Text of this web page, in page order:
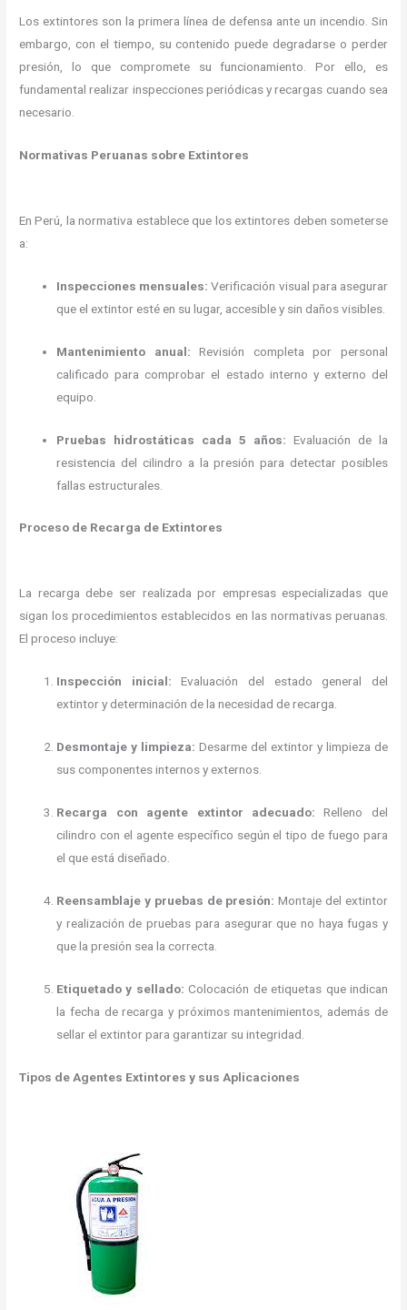
Los extintores son la primera línea de defensa ante un incendio. Sin
embargo, con el tiempo, su contenido puede degradarse o perder
presión, lo que compromete su funcionamiento.
Por ello, es
fundamental realizar inspecciones periódicas y recargas cuando sea
necesario.
Normativas Peruanas sobre Extintores
En Perú, la normativa establece que los extintores deben someterse
a:
Inspecciones mensuales: Verificación visual para asegurar
que el extintor esté en su lugar, accesible y sin daños visibles.
Mantenimiento anual:
Revisión completa por personal
calificado para comprobar el estado interno y externo del
equipo.
Pruebas hidrostáticas cada 5 años: Evaluación de la
resistencia del cilindro a la presión para detectar posibles
fallas estructurales.
Proceso de Recarga de Extintores
La recarga debe ser realizada por empresas especializadas que
sigan los procedimientos establecidos en las normativas peruanas.
El proceso incluye:​
Inspección inicial:
Evaluación del estado general del
extintor y determinación de la necesidad de recarga.
Desmontaje y limpieza: Desarme del extintor y limpieza de
sus componentes internos y externos.
Recarga con agente extintor adecuado:
Relleno del
cilindro con el agente específico según el tipo de fuego para
el que está diseñado.
Reensamblaje y pruebas de presión: Montaje del extintor
y realización de pruebas para asegurar que no haya fugas y
que la presión sea la correcta.
Etiquetado y sellado: Colocación de etiquetas que indican
la fecha de recarga y próximos mantenimientos, además de
sellar el extintor para garantizar su integridad.
Tipos de Agentes Extintores y sus Aplicaciones